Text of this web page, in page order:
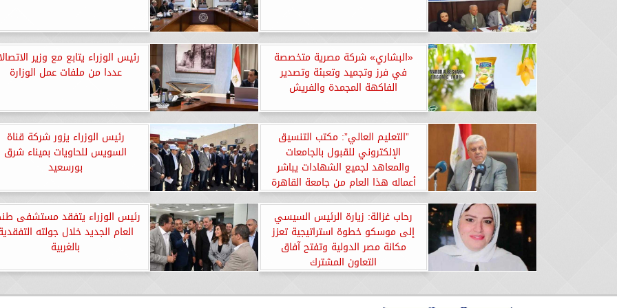
«البشاري» شركة مصرية متخصصة
في فرز وتجميد وتعبئة وتصدير
الفاكهة المجمدة والفريش
رئيس الوزراء يتابع مع وزير
عددا من ملفات عمل الوزارة
”التعليم العالي”: مكتب التنسيق
الإلكتروني للقبول بالجامعات
والمعاهد لجميع الشهادات يباشر
أعماله هذا العام من جامعة القاهرة
رئيس الوزراء يزور شركة قناة
السويس للحاويات بميناء شرق
بورسعيد
رحاب غزالة: زيارة الرئيس السيسي
إلى موسكو خطوة استراتيجية تعزز
مكانة مصر الدولية وتفتح آفاق
التعاون المشترك
رئيس الوزراء يتفقد مستشفى
العام الجديد خلال جولته
بالغربية